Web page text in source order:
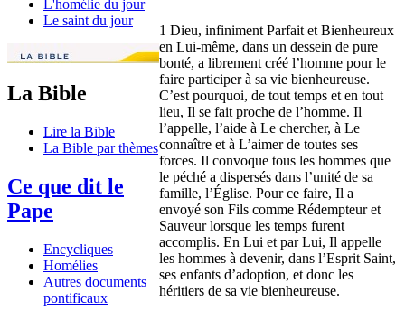
L'homélie du jour
Le saint du jour
La Bible
Lire la Bible
La Bible par thèmes
Ce que dit le
Pape
Encycliques
Homélies
Autres documents
pontificaux
1 Dieu, infiniment Parfait et Bienheureux
en Lui-même, dans un dessein de pure
bonté, a librement créé l’homme pour le
faire participer à sa vie bienheureuse.
C’est pourquoi, de tout temps et en tout
lieu, Il se fait proche de l’homme. Il
l’appelle, l’aide à Le chercher, à Le
connaître et à L’aimer de toutes ses
forces. Il convoque tous les hommes que
le péché a dispersés dans l’unité de sa
famille, l’Église. Pour ce faire, Il a
envoyé son Fils comme Rédempteur et
Sauveur lorsque les temps furent
accomplis. En Lui et par Lui, Il appelle
les hommes à devenir, dans l’Esprit Saint,
ses enfants d’adoption, et donc les
héritiers de sa vie bienheureuse.